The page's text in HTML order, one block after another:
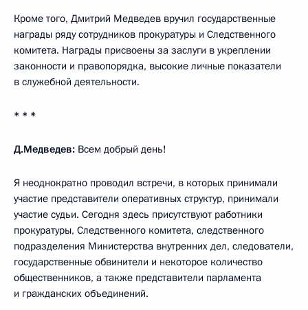
Кроме того, Дмитрий Медведев вручил государственные
награды ряду сотрудников прокуратуры и Следственного
комитета. Награды присвоены за заслуги в укреплении
законности и правопорядка, высокие личные показатели
в служебной деятельности.
* * *
Д.Медведев: Всем добрый день!
Я неоднократно проводил встречи, в которых принимали
участие представители оперативных структур, принимали
участие судьи. Сегодня здесь присутствуют работники
прокуратуры, Следственного комитета, следственного
подразделения Министерства внутренних дел, следователи,
государственные обвинители и некоторое количество
общественников, а также представители парламента
и гражданских объединений.